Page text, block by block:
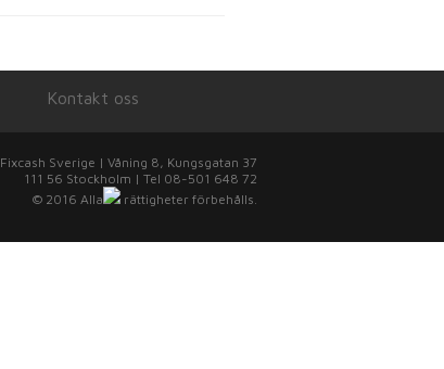
Kontakt oss
Fixcash Sverige | Våning 8, Kungsgatan 37
111 56 Stockholm | Tel 08-501 648 72
© 2016 Alla rättigheter förbehålls.